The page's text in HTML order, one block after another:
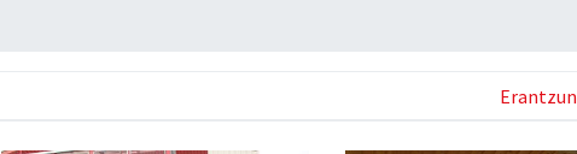
Erantzun